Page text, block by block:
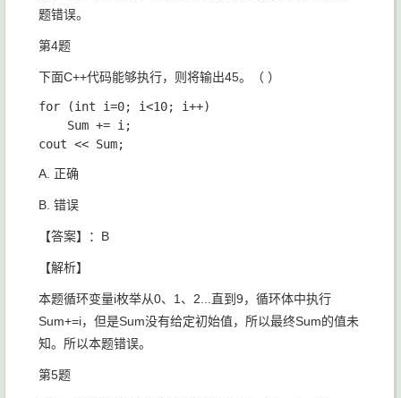
题错误。
第4题
下面C++代码能够执行，则将输出45。（ ）
for (int i=0; i<10; i++)
A. 正确
B. 错误
【答案】：B
【解析】
本题循环变量i枚举从0、1、2...直到9，循环体中执行
Sum+=i，但是Sum没有给定初始值，所以最终Sum的值未
知。所以本题错误。
第5题